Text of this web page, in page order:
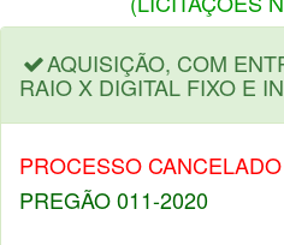
AQUISIÇÃO, COM
RAIO X DIGITAL FIXO E
PROCESSO CANCELADO
PREGÃO 011-2020